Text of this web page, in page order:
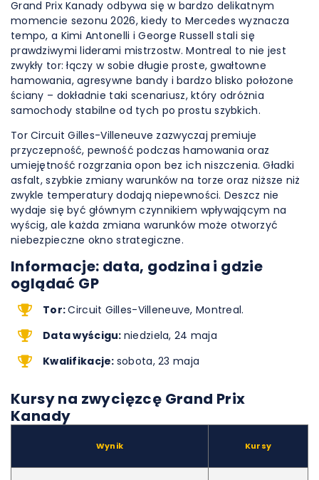
Grand Prix Kanady odbywa się w bardzo delikatnym
momencie sezonu 2026, kiedy to Mercedes wyznacza
tempo, a Kimi Antonelli i George Russell stali się
prawdziwymi liderami mistrzostw. Montreal to nie jest
zwykły tor: łączy w sobie długie proste, gwałtowne
hamowania, agresywne bandy i bardzo blisko położone
ściany – dokładnie taki scenariusz, który odróżnia
samochody stabilne od tych po prostu szybkich.
Tor Circuit Gilles-Villeneuve zazwyczaj premiuje
przyczepność, pewność podczas hamowania oraz
umiejętność rozgrzania opon bez ich niszczenia. Gładki
asfalt, szybkie zmiany warunków na torze oraz niższe niż
zwykle temperatury dodają niepewności. Deszcz nie
wydaje się być głównym czynnikiem wpływającym na
wyścig, ale każda zmiana warunków może otworzyć
niebezpieczne okno strategiczne.
Informacje: data, godzina i gdzie
oglądać GP
Tor:Circuit Gilles-Villeneuve, Montreal.
Data wyścigu: niedziela, 24 maja
Kwalifikacje: sobota, 23 maja
Kursy na zwycięzcę Grand Prix
Kanady
Wynik Kursy